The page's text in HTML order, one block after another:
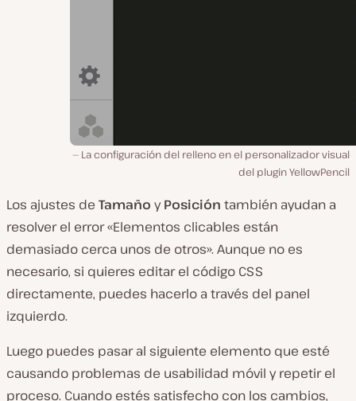
La configuración del relleno en el personalizador visual
del plugin YellowPencil
Los ajustes de Tamaño yPosición también ayudan a
resolver el error «Elementos clicables están
demasiado cerca unos de otros». Aunque no es
necesario, si quieres editar el código CSS
directamente, puedes hacerlo a través del panel
izquierdo.
Luego puedes pasar al siguiente elemento que esté
causando problemas de usabilidad móvil y repetir el
proceso. Cuando estés satisfecho con los cambios,